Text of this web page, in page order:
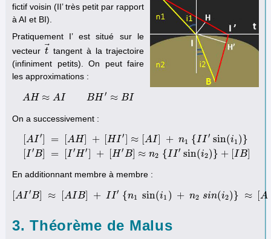
fictif voisin (II’ très petit par rapport
à AI et BI).
Pratiquement I’ est situé sur le
vecteur t
t→tangent à la trajectoire
(infiniment petits). On peut faire
les approximations :
AH ≈ AI BH ′ ≈ BI
AH≈ H′≈BI
On a successivement :
AI ′ = AH] + [HI ′ ≈ [AI + n1 {II ′ sin(i1 ) }
[I ′B] = [I ′H ′] + [H ′B] ≈ n2 {II′ sin(i2)} + [IB]
A ′] = + [H ′]≈ A + 1 { I′ sin )} I B = [ ′H′ + [ B] ≈n 2 {
En additionnant membre à membre :
[AI ′B] ≈ [AIB] + II′ {n1 sin(i1 ) + n2 sin(i2)} ≈ [A
AI′B] ≈ AIB + II { n1 sin(i1) + n2 in(i 2)} ≈ [AIB]
3. Théorème de Malus